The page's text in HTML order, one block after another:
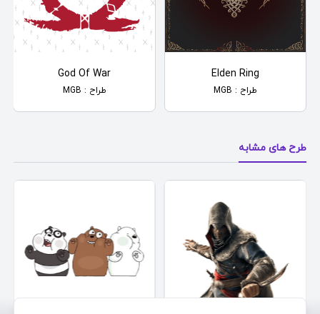
Elden Ring
طراح : MGB
God Of War
طراح : MGB
طرح های مشابه